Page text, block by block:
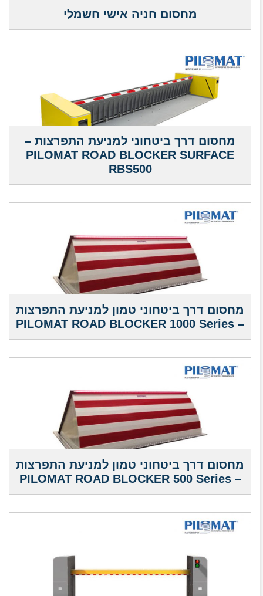
מחסום חניה אישי חשמלי
מחסום דרך ביטחוני למניעת התפרצות –
PILOMAT ROAD BLOCKER SURFACE
RBS500
מחסום דרך ביטחוני טמון למניעת התפרצות
– PILOMAT ROAD BLOCKER 1000 Series
מחסום דרך ביטחוני טמון למניעת התפרצות
– PILOMAT ROAD BLOCKER 500 Series